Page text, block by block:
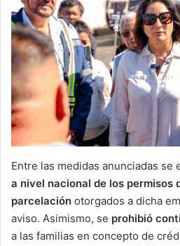
Entre las medidas anunciadas se
a nivel nacional de los permisos
parcelación otorgados a dicha
aviso. Asimismo, se prohibió
a las familias en concepto de